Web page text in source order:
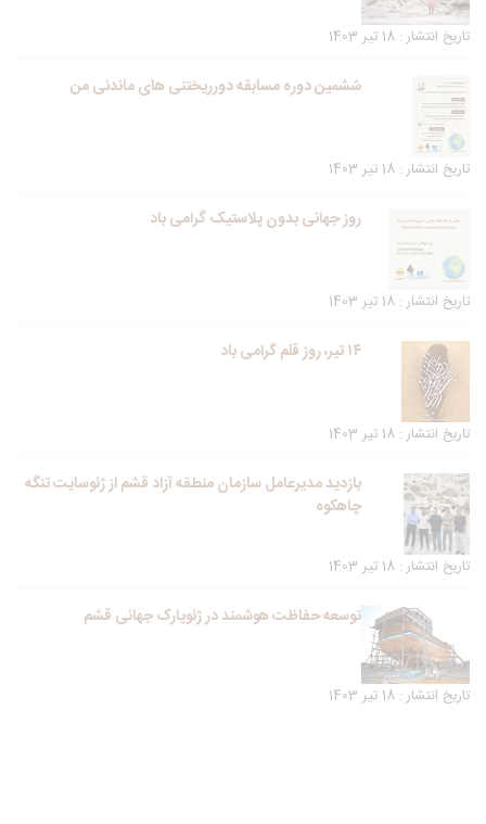
تاریخ انتشار : 18 تیر 1403
ششمین دوره مسابقه دورریختنی های ماندنی من
تاریخ انتشار : 18 تیر 1403
روز جهانی بدون پلاستیک گرامی باد
تاریخ انتشار : 18 تیر 1403
۱۴ تیر، روز قلم گرامی باد
تاریخ انتشار : 18 تیر 1403
بازدید مدیرعامل سازمان منطقه آزاد قشم از ژئوسایت تنگه
چاهکوه
تاریخ انتشار : 18 تیر 1403
توسعه حفاظت هوشمند در ژئوپارک جهانی قشم
تاریخ انتشار : 18 تیر 1403